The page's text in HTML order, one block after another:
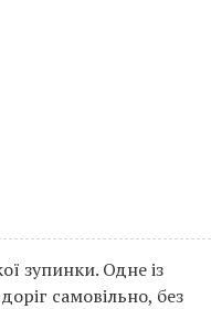
зупинки. Одне із
самовільно, без